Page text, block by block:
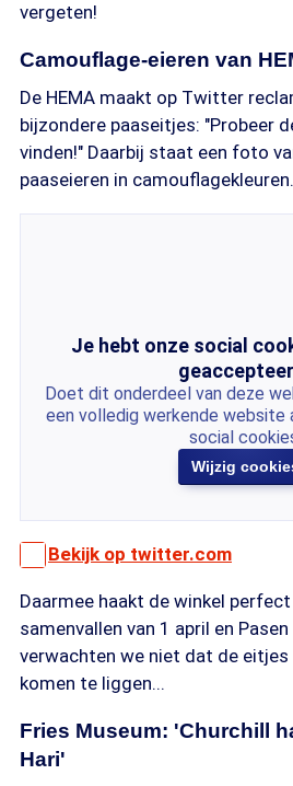
vergeten!
Camouflage-eieren van
De HEMA maakt op Twitter
bijzondere paaseitjes: "Probeer
vinden!" Daarbij staat een foto
paaseieren in camouflagekleuren.
Je hebt onze social
Doet dit onderdeel van deze
een volledig werkende website
social
Wijzig
Bekijk op twitter.com
Daarmee haakt de winkel
samenvallen van 1 april en
verwachten we niet dat de eitjes
komen te liggen...
Fries Museum: 'Churchill
Hari'